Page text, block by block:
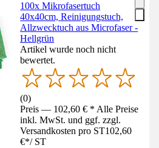
100x Mikrofasertuch
40x40cm, Reinigungstuch,
Allzwecktuch aus Microfaser -
Hellgrün
Artikel wurde noch nicht
bewertet.
(0)
Preis — 102,60 € * Alle Preise
inkl. MwSt. und ggf. zzgl.
Versandkosten pro ST102,60
€*/ ST